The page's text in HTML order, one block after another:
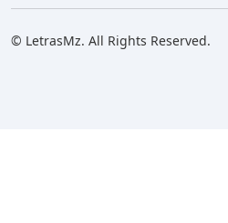
© LetrasMz. All Rights Reserved.